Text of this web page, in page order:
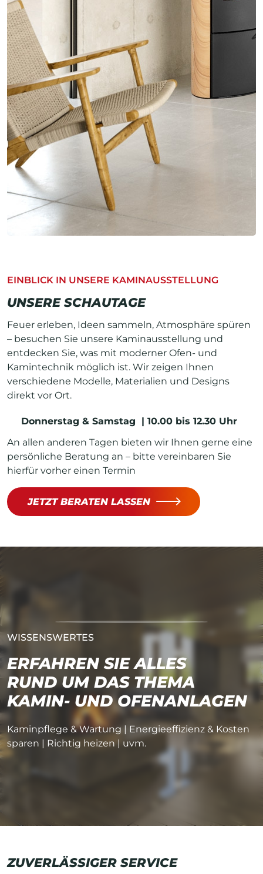
EINBLICK IN UNSERE KAMINAUSSTELLUNG
UNSERE SCHAUTAGE
Feuer erleben, Ideen sammeln, Atmosphäre spüren
– besuchen Sie unsere Kaminausstellung und
entdecken Sie, was mit moderner Ofen- und
Kamintechnik möglich ist. Wir zeigen Ihnen
verschiedene Modelle, Materialien und Designs
direkt vor Ort.
Donnerstag & Samstag | 10.00 bis 12.30 Uhr
An allen anderen Tagen bieten wir Ihnen gerne eine
persönliche Beratung an – bitte vereinbaren Sie
hierfür vorher einen Termin
JETZT BERATEN LASSEN
WISSENSWERTES
ERFAHREN SIE ALLES
RUND UM DAS THEMA
KAMIN- UND OFENANLAGEN
Kaminpflege & Wartung | Energieeffizienz & Kosten
sparen | Richtig heizen | uvm.
ZUVERLÄSSIGER SERVICE